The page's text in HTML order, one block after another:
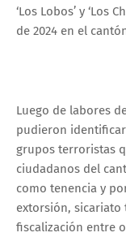
‘Los Lobos’ y ‘Los
de 2024 en el
Luego de labores
pudieron
grupos terroristas
ciudadanos del
como tenencia y
extorsión, sicariato
fiscalización entre